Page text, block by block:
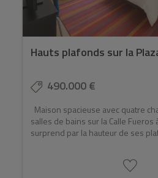
Hauts plafonds sur la
490.000 €
Maison spacieuse avec quatre
salles de bains sur la Calle Fueros
surprend par la hauteur de ses